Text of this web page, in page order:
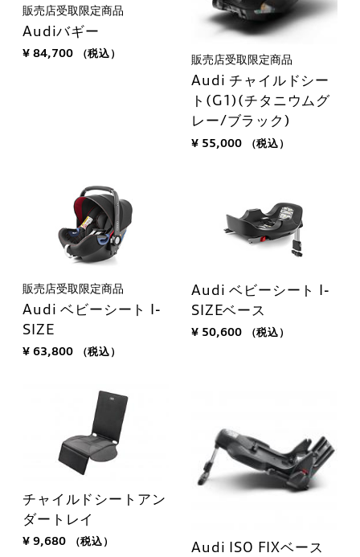
販売店受取限定商品
Audiバギー
¥ 84,700 （税込） 販売店受取限定商品
Audi チャイルドシー
ト(G1)(チタニウムグ
レー/ブラック)
¥ 55,000 （税込）
販売店受取限定商品
Audi ベビーシート I-
SIZE
¥ 63,800 （税込）
Audi ベビーシート I-
SIZEベース
¥ 50,600 （税込）
チャイルドシートアン
ダートレイ
¥ 9,680 （税込） Audi ISO FIXベース